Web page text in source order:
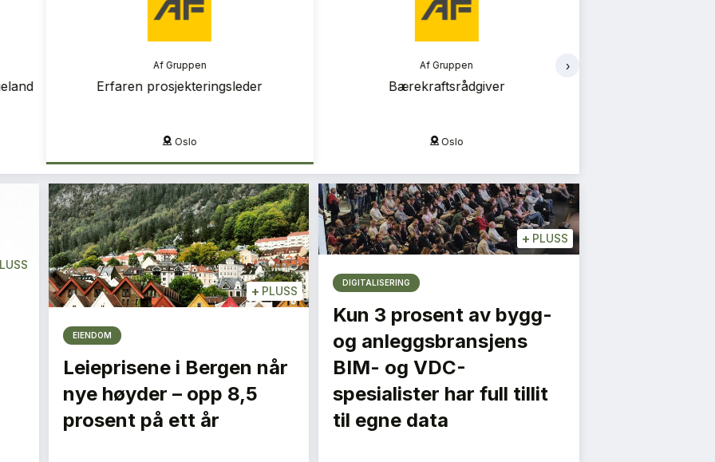
Af Gruppen
Bærekraftsrådgiver
Oslo
Rambøll
Energi og bygningsfysikkrådgiver
Kristiansand
›
+ PLUSS
EIENDOM
Leieprisene i Bergen når
nye høyder – opp 8,5
prosent på ett år
+ PLUSS
DIGITALISERING
Kun 3 prosent av bygg-
og anleggsbransjens
BIM- og VDC-
spesialister har full tillit
til egne data